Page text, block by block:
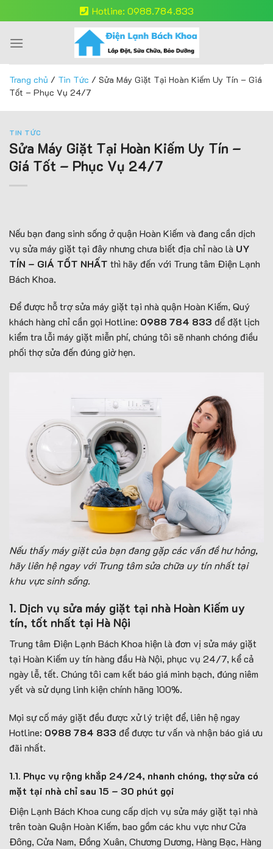
to
content
Hotline: 0988.784.833
Trang chủ / Tin Tức / Sửa Máy Giặt Tại Hoàn Kiếm Uy Tín – Giá
Tốt – Phục Vụ 24/7
TIN TỨC
Sửa Máy Giặt Tại Hoàn Kiếm Uy Tín –
Giá Tốt – Phục Vụ 24/7
Nếu bạn đang sinh sống ở quận Hoàn Kiếm và đang cần dịch
vụ sửa máy giặt tại đây nhưng chưa biết địa chỉ nào là UY
TÍN – GIÁ TỐT NHẤT thì hãy đến với Trung tâm Điện Lạnh
Bách Khoa.
Để được hỗ trợ sửa máy giặt tại nhà quận Hoàn Kiếm, Quý
khách hàng chỉ cần gọi Hotline: 0988 784 833 để đặt lịch
kiểm tra lỗi máy giặt miễn phí, chúng tôi sẽ nhanh chóng điều
phối thợ sửa đến đúng giờ hẹn.
Nếu thấy máy giặt của bạn đang gặp các vấn đề hư hỏng,
hãy liên hệ ngay với Trung tâm sửa chữa uy tín nhất tại
khu vực sinh sống.
1. Dịch vụ sửa máy giặt tại nhà Hoàn Kiếm uy
tín, tốt nhất tại Hà Nội
Trung tâm Điện Lạnh Bách Khoa hiện là đơn vị sửa máy giặt
tại Hoàn Kiếm uy tín hàng đầu Hà Nội, phục vụ 24/7, kể cả
ngày lễ, tết. Chúng tôi cam kết báo giá minh bạch, đúng niêm
yết và sử dụng linh kiện chính hãng 100%.
Mọi sự cố máy giặt đều được xử lý triệt để, liên hệ ngay
Hotline: 0988 784 833 để được tư vấn và nhận báo giá ưu
đãi nhất.
1.1. Phục vụ rộng khắp 24/24, nhanh chóng, thợ sửa có
mặt tại nhà chỉ sau 15 – 30 phút gọi
Điện Lạnh Bách Khoa cung cấp dịch vụ sửa máy giặt tại nhà
trên toàn Quận Hoàn Kiếm, bao gồm các khu vực như Cửa
Đông, Cửa Nam, Đồng Xuân, Chương Dương, Hàng Bạc, Hàng